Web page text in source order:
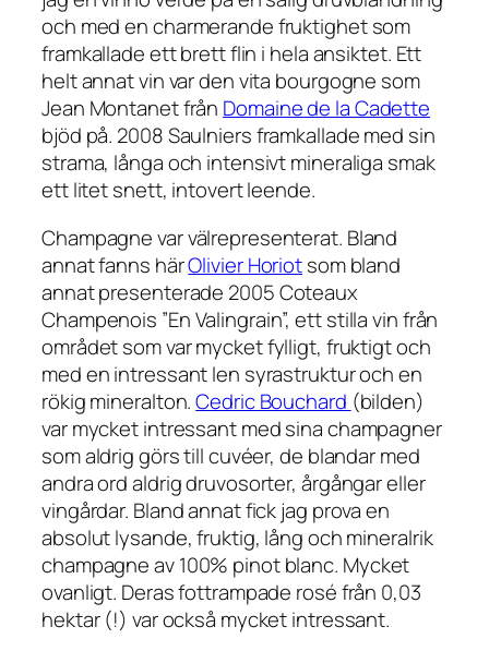
och med en charmerande fruktighet som
framkallade ett brett flin i hela ansiktet. Ett
helt annat vin var den vita bourgogne som
Jean Montanet från Domaine de la Cadette
bjöd på. 2008 Saulniersframkallade med sin
strama, långa och intensivt mineraliga smak
ett litet snett, intovert leende.
Champagne var välrepresenterat. Bland
annat fanns härOlivier Horiotsom bland
annat presenterade 2005 Coteaux
Champenois ”En Valingrain”, ett stilla vin från
området som var mycket fylligt, fruktigt och
med en intressant len syrastruktur och en
rökig mineralton.Cedric Bouchard (bilden)
var mycket intressant med sina champagner
som aldrig görs till cuvéer, de blandar med
andra ord aldrig druvosorter, årgångar eller
vingårdar. Bland annat fick jag prova en
absolut lysande, fruktig, lång och mineralrik
champagne av 100% pinot blanc. Mycket
ovanligt. Deras fottrampade rosé från 0,03
hektar (!) var också mycket intressant.